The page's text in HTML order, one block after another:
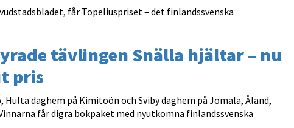
får Topeliuspriset – det finlandssvenska
tävlingen Snälla hjältar – nu
pris
daghem på Kimitoön och Sviby daghem på Jomala, Åland,
får digra bokpaket med nyutkomna finlandssvenska